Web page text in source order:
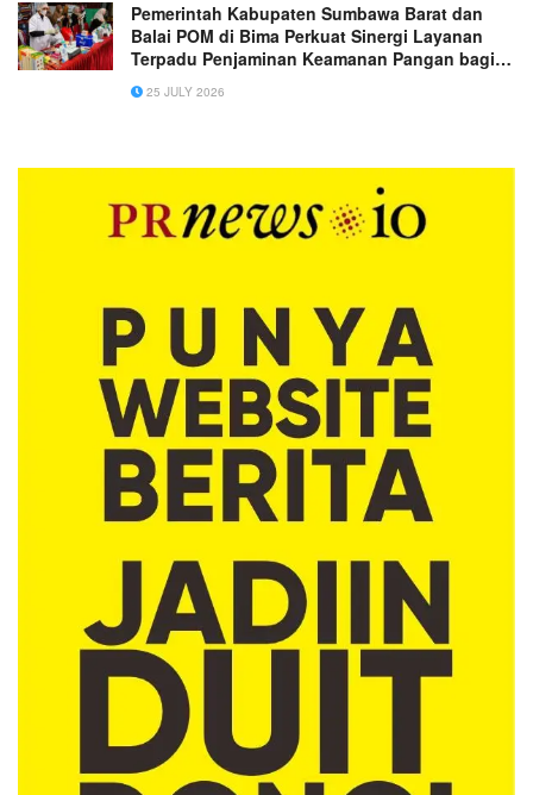
Pemerintah Kabupaten Sumbawa Barat dan
Balai POM di Bima Perkuat Sinergi Layanan
Terpadu Penjaminan Keamanan Pangan bagi
Masyarakat
25 JULY 2026